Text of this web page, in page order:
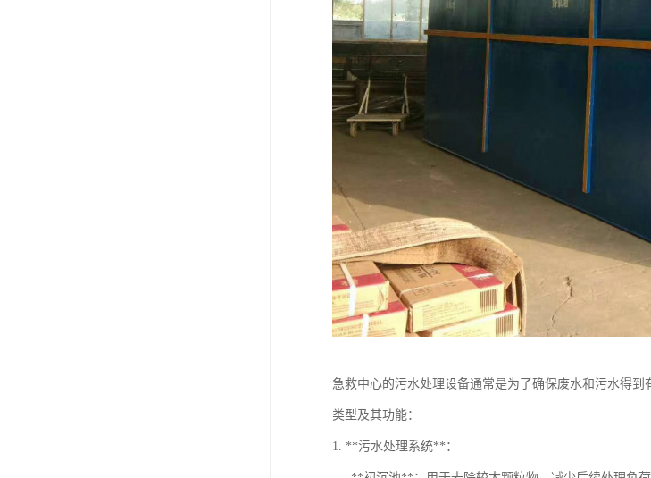
急救中心的污水处理设备通常是为了确保废水和污水得
类型及其功能：
1. **污水处理系统**：